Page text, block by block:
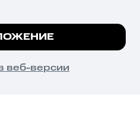
причиняет вред здоровью,
и влечёт установленную
на сайте все
веб-версии